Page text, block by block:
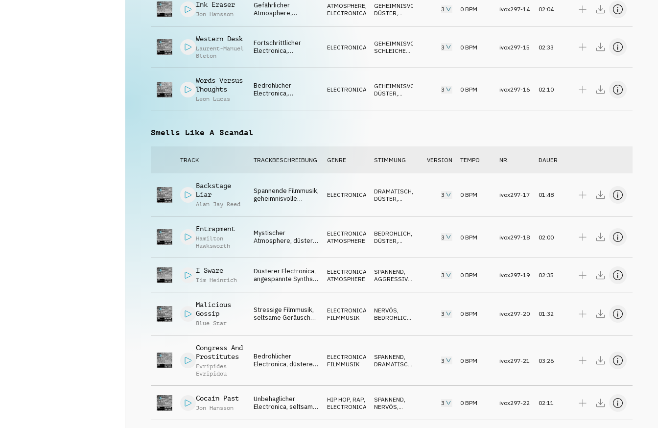
Ink Eraser
Jon Hansson
Gefährlicher
Atmosphere,
düster, angespannte
ATMOSPHERE
ELECTRONICA
GEHEIMNISVOLL
DÜSTER
3 0 BPM ivox297-14 02:04
Western Desk
Laurent-Manuel
Bleton
Fortschrittlicher
Electronica,
infiltrierend, rastlos
ELECTRONICA GEHEIMNISVOLL
SCHLEICHEND
3 0 BPM ivox297-15 02:33
Words Versus
Thoughts
Leon Lucas
Bedrohlicher
Electronica,
ermittelnde Stimmung
ELECTRONICA GEHEIMNISVOLL
DÜSTER
3 0 BPM ivox297-16 02:10
Smells Like A Scandal
TRACK TRACKBESCHREIBUNG GENRE STIMMUNG VERSION TEMPO NR. DAUER
Backstage
Liar
Alan Jay Reed
Spannende Filmmusik,
geheimnisvolle
zwielichtig
ELECTRONICA DRAMATISCH
DÜSTER
3 0 BPM ivox297-17 01:48
Entrapment
Hamilton
Hawksworth
Mystischer
Atmosphere, düstere
unbehaglich, trostlos
ELECTRONICA
ATMOSPHERE
BEDROHLICH,
DÜSTER,
3 0 BPM ivox297-18 02:00
I Sware
Tim Heinrich
Düsterer Electronica,
angespannte Synths,
entschlossen
ELECTRONICA
ATMOSPHERE
SPANNEND
AGGRESSIV
3 0 BPM ivox297-19 02:35
Malicious
Gossip
Blue Star
Stressige Filmmusik,
seltsame Geräusche,
angespannt
ELECTRONICA
FILMMUSIK
NERVÖS
BEDROHLICH
3 0 BPM ivox297-20 01:32
Congress And
Prostitutes
Evripides
Evripidou
Bedrohlicher
Electronica, düstere
ELECTRONICA
FILMMUSIK
SPANNEND,
DRAMATISCH
3 0 BPM ivox297-21 03:26
Cocain Past
Jon Hansson
Unbehaglicher
Electronica, seltsame
angespannt, düster
HIP HOP, RAP
ELECTRONICA
SPANNEND
NERVÖS
3 0 BPM ivox297-22 02:11